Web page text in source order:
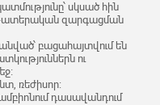
սկսած հին
թատերական զարգացման
բացահայտվում են
ու
ռեժիսոր:
դասավանդում